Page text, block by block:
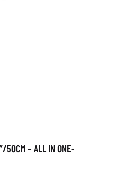
50CM – ALL IN ONE-